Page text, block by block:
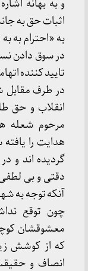
و به بهانه
اثبات حق به
به «احترام
در سوق دادن
تایید کننده
در طرف مقابل
انقلاب و حق
مرحوم شعله
هدایت را
گردیده اند و
دقتی و بی لطفی
آنکه توجه به
چون توقع
معشوقشان
که از کوشش
انصاف و